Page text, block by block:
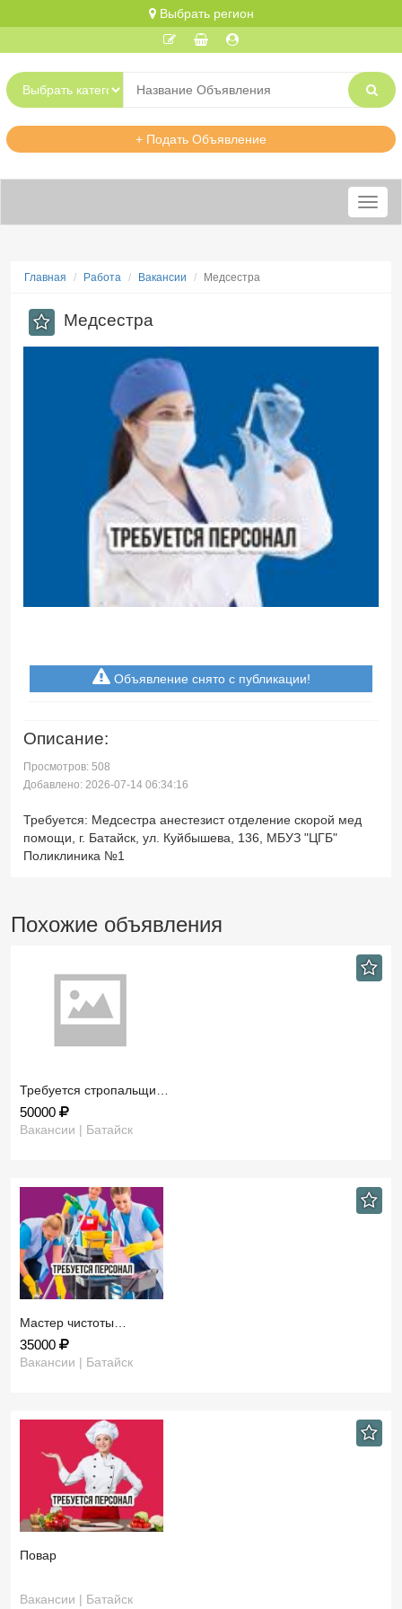
Выбрать регион
+ Подать Объявление
Меню
Главная Работа Вакансии Медсестра
Медсестра
Объявление снято с публикации!
Описание:
Просмотров: 508
Добавлено: 2026-07-14 06:34:16
Требуется: Медсестра анестезист отделение скорой мед
помощи, г. Батайск, ул. Куйбышева, 136, МБУЗ "ЦГБ"
Поликлиника №1
Похожие объявления
Требуется стропальщи…
50000
Вакансии | Батайск
Мастер чистоты…
35000
Вакансии | Батайск
Повар
Вакансии | Батайск